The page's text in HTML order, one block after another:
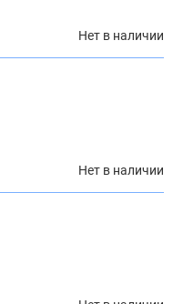
Нет в наличии
Нет в наличии